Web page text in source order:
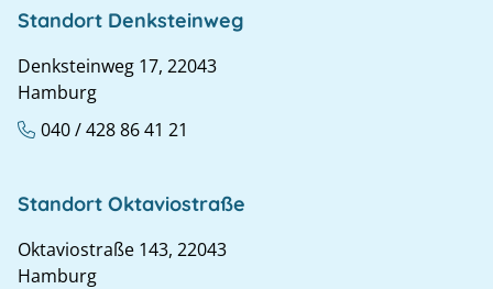
Standort Denksteinweg
Denksteinweg 17, 22043
Hamburg
040 / 428 86 41 21
Standort Oktaviostraße
Oktaviostraße 143, 22043
Hamburg